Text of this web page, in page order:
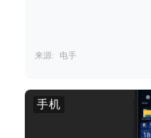
来源: 电手
手机